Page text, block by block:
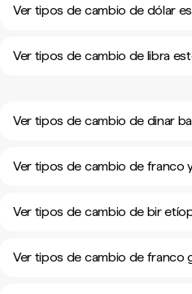
Ver tipos de cambio de dólar
Ver tipos de cambio de libra
Ver tipos de cambio de dinar
Ver tipos de cambio de franco
Ver tipos de cambio de bir
Ver tipos de cambio de franco